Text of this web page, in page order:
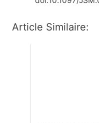
Article Similaire: